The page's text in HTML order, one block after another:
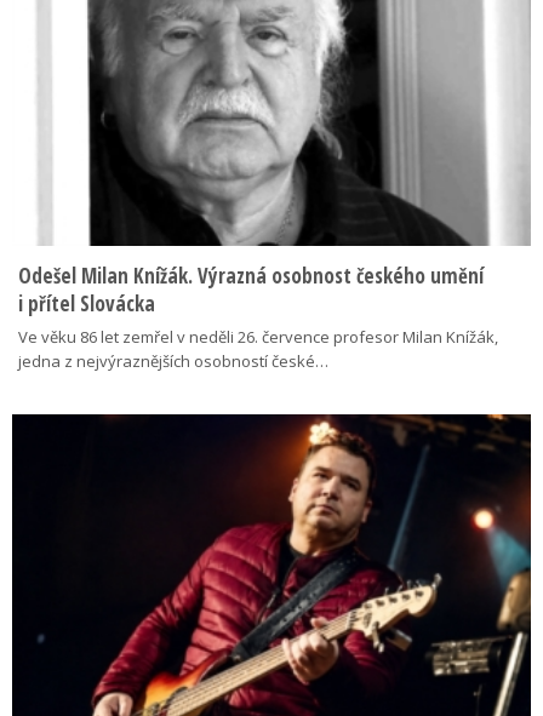
Odešel Milan Knížák. Výrazná osobnost českého umění
i přítel Slovácka
Ve věku 86 let zemřel v neděli 26. července profesor Milan Knížák,
jedna z nejvýraznějších osobností české…